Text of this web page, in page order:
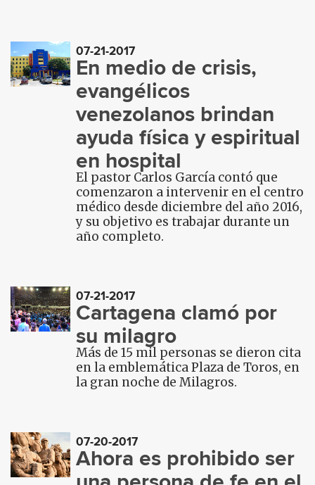
07-21-2017
En medio de crisis,
evangélicos
venezolanos brindan
ayuda física y espiritual
en hospital
El pastor Carlos García contó que
comenzaron a intervenir en el centro
médico desde diciembre del año 2016,
y su objetivo es trabajar durante un
año completo.
07-21-2017
Cartagena clamó por
su milagro
Más de 15 mil personas se dieron cita
en la emblemática Plaza de Toros, en
la gran noche de Milagros.
07-20-2017
Ahora es prohibido ser